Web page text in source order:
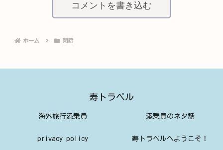
コメントを書き込む
ホーム 閑話
寿トラベル
海外旅行添乗員 添乗員のネタ話
privacy policy 寿トラベルへようこそ！